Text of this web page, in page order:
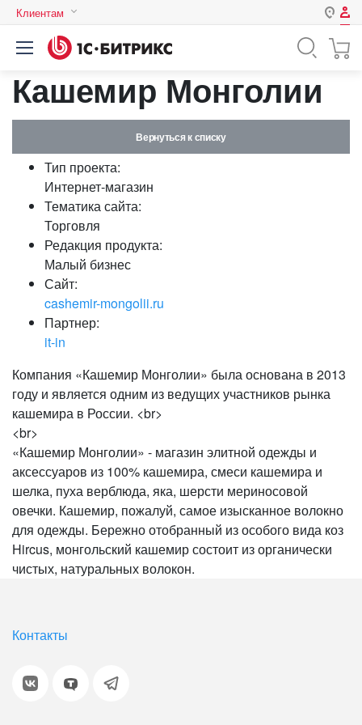
Клиентам
Казахстан
Авторизация
Нет аккаунта?
Логин
Пароль
Забыли свой пароль?
Кашемир Монголии
Вернуться к списку
Тип проекта:
Интернет-магазин
Тематика сайта:
Торговля
Редакция продукта:
Малый бизнес
Сайт:
cashemir-mongolii.ru
Партнер:
it-in
Компания «Кашемир Монголии» была основана в 2013
году и является одним из ведущих участников рынка
кашемира в России. <br>
<br>
«Кашемир Монголии» - магазин элитной одежды и
аксессуаров из 100% кашемира, смеси кашемира и
шелка, пуха верблюда, яка, шерсти мериносовой
овечки. Кашемир, пожалуй, самое изысканное волокно
для одежды. Бережно отобранный из особого вида коз
Hircus, монгольский кашемир состоит из органически
чистых, натуральных волокон.
Контакты